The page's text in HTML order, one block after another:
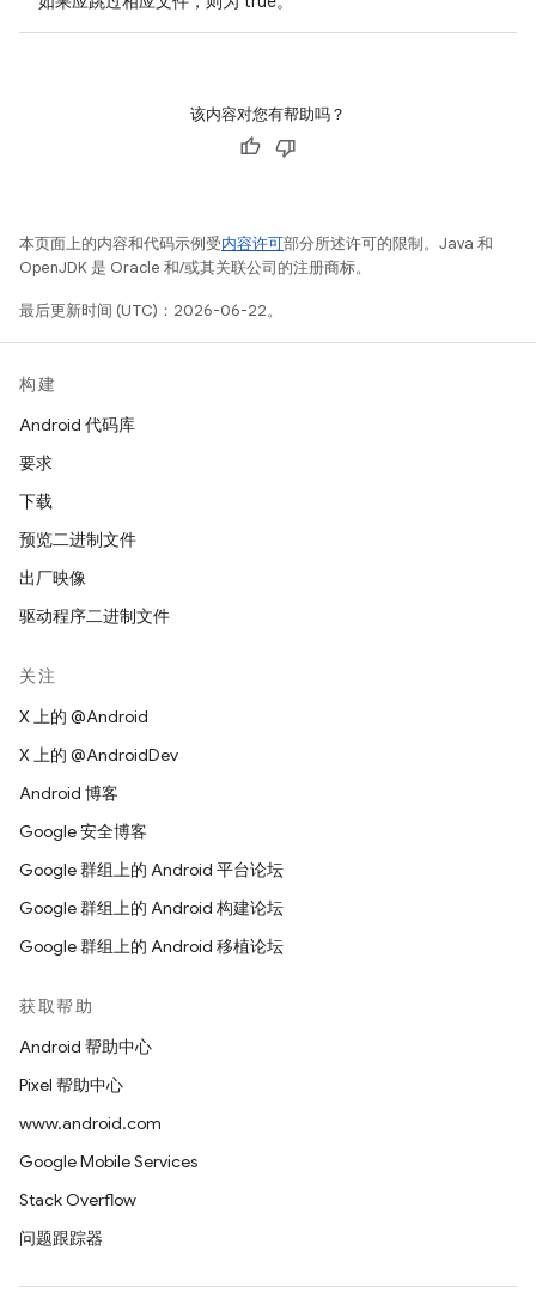
该内容对您有帮助吗？
本页面上的内容和代码示例受内容许可部分所述许可的限制。Java 和
OpenJDK 是 Oracle 和/或其关联公司的注册商标。
最后更新时间 (UTC)：2026-06-22。
构建
Android 代码库
要求
下载
预览二进制文件
出厂映像
驱动程序二进制文件
关注
X 上的 @Android
X 上的 @AndroidDev
Android 博客
Google 安全博客
Google 群组上的 Android 平台论坛
Google 群组上的 Android 构建论坛
Google 群组上的 Android 移植论坛
获取帮助
Android 帮助中心
Pixel 帮助中心
www.android.com
Google Mobile Services
Stack Overflow
问题跟踪器